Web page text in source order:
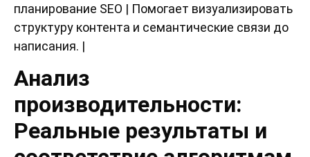
планирование SEO | Помогает визуализировать
структуру контента и семантические связи до
написания. |
Анализ
производительности:
Реальные результаты и